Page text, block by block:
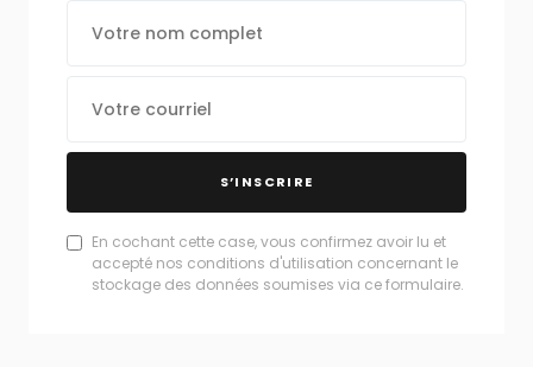
S’INSCRIRE
En cochant cette case, vous confirmez avoir lu et
accepté nos conditions d'utilisation concernant le
stockage des données soumises via ce formulaire.